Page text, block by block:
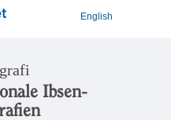
English
Ibsen-